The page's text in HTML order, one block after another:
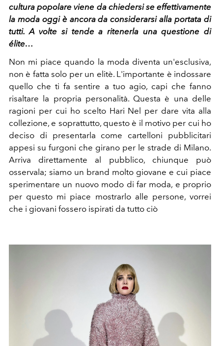
cultura popolare viene da chiedersi se effettivamente
la moda oggi è ancora da considerarsi alla portata di
tutti. A volte si tende a ritenerla una questione di
élite…
Non mi piace quando la moda diventa un'esclusiva,
non è fatta solo per un elitè. L'importante è indossare
quello che ti fa sentire a tuo agio, capi che fanno
risaltare la propria personalità. Questa è una delle
ragioni per cui ho scelto Hari Nel per dare vita alla
collezione, e soprattutto, questo è il motivo per cui ho
deciso di presentarla come cartelloni pubblicitari
appesi su furgoni che girano per le strade di Milano.
Arriva direttamente al pubblico, chiunque può
osservala; siamo un brand molto giovane e cui piace
sperimentare un nuovo modo di far moda, e proprio
per questo mi piace mostrarlo alle persone, vorrei
che i giovani fossero ispirati da tutto ciò